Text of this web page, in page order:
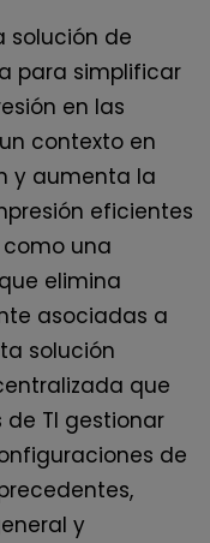
solución de
para simplificar
en las
contexto en
y aumenta la
eficientes
como una
elimina
asociadas a
solución
que
TI gestionar
de
y